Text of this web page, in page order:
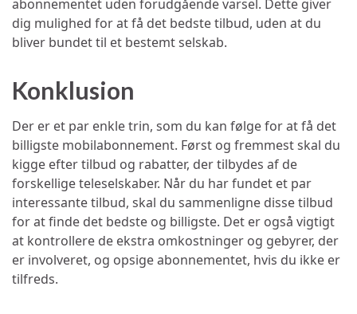
abonnementet uden forudgående varsel. Dette giver
dig mulighed for at få det bedste tilbud, uden at du
bliver bundet til et bestemt selskab.
Konklusion
Der er et par enkle trin, som du kan følge for at få det
billigste mobilabonnement. Først og fremmest skal du
kigge efter tilbud og rabatter, der tilbydes af de
forskellige teleselskaber. Når du har fundet et par
interessante tilbud, skal du sammenligne disse tilbud
for at finde det bedste og billigste. Det er også vigtigt
at kontrollere de ekstra omkostninger og gebyrer, der
er involveret, og opsige abonnementet, hvis du ikke er
tilfreds.